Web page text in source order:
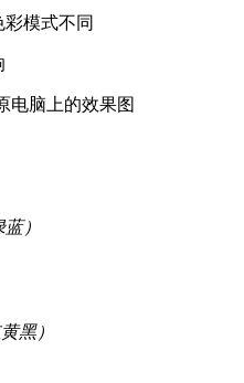
精准孔位，贴合原机机身设
手感
模式不同
电脑上的效果图
）
黑）